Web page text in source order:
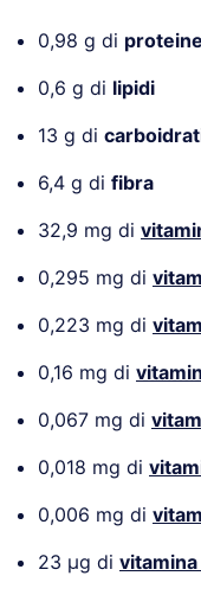
0,98 g di proteine
0,6 g di lipidi
13 g di
6,4 g di fibra
32,9 mg di
0,295 mg di
0,223 mg di
0,16 mg di
0,067 mg di
0,018 mg di
0,006 mg di
23 µg di